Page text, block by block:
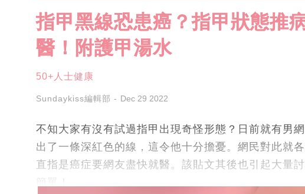
指甲黑線恐患癌？指甲狀態推
醫！附護甲湯水
50+人士健康
Sundaykiss編輯部 Dec 29 2022
不知大家有沒有試過指甲出現奇怪形態？日前就有男
出了一條深紅色的線，這令他十分擔憂。網民對此就
直指是癌症要網友盡快就醫。該貼文其後也引起大量
簡單！